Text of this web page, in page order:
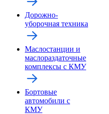
Дорожно-
уборочная техника
Маслостанции и
маслораздаточные
комплексы с КМУ
Бортовые
автомобили с
КМУ